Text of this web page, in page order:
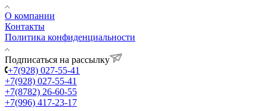
О компании
Контакты
Политика конфиденциальности
Подписаться на рассылку
+7(928) 027-55-41
+7(928) 027-55-41
+7(8782) 26-60-55
+7(996) 417-23-17